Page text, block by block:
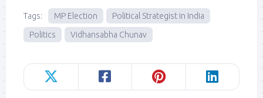
Tags: MP Election
Political Strategist in India
Politics
Vidhansabha Chunav